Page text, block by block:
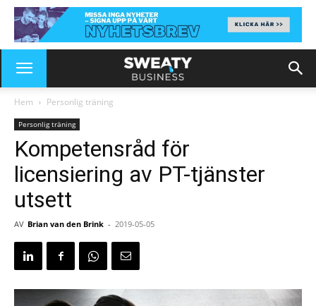
Hem Personlig träning
Personlig träning
Kompetensråd för
licensiering av PT-tjänster
utsett
AV Brian van den Brink - 2019-05-05